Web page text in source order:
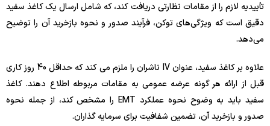
تأییدیه لازم را از مقامات نظارتی دریافت کند، که شامل ارسال یک کاغذ سفید
دقیق است که ویژگی‌های توکن، فرآیند صدور و نحوه بازخرید آن را توضیح
می‌دهد.
علاوه بر کاغذ سفید، عنوان IV ناشران را ملزم می کند که حداقل 40 روز کاری
قبل از ارائه هر گونه عرضه عمومی به مقامات مربوطه اطلاع دهند. کاغذ
سفید باید به وضوح نحوه عملکرد EMT را مشخص کند، از جمله نحوه
صدور و بازخرید آن، تضمین شفافیت برای سرمایه گذاران.